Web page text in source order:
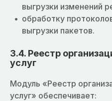
выгрузки изменений
обработку
выгрузки пакетов.
3.4. Реестр
услуг
Модуль «Реестр
услуг» обеспечивает: